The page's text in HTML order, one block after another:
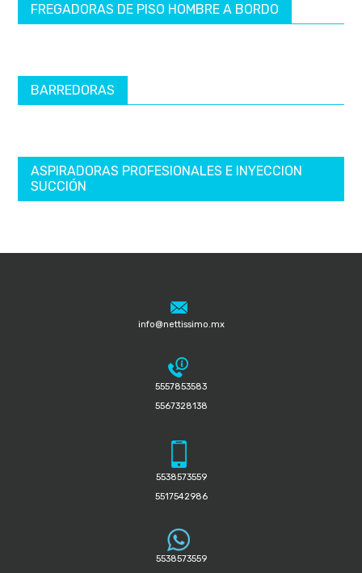
FREGADORAS DE PISO HOMBRE A BORDO
BARREDORAS
ASPIRADORAS PROFESIONALES E INYECCION
SUCCIÓN
info@nettissimo.mx
5557853583
5567328138
5538573559
5517542986
5538573559